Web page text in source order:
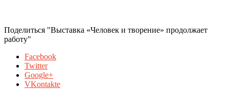
Поделиться "Выставка «Человек и творение» продолжает
работу"
Facebook
Twitter
Google+
VKontakte